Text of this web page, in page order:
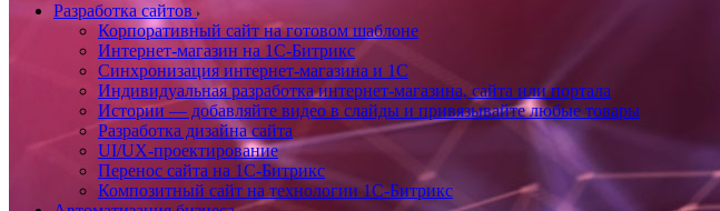
Разработка сайтов
Корпоративный сайт на готовом шаблоне
Интернет-магазин на 1С-Битрикс
Синхронизация интернет-магазина и 1С
Индивидуальная разработка интернет-магазина, сайта или портала
Истории — добавляйте видео в слайды и привязывайте любые товары
Разработка дизайна сайта
UI/UX-проектирование
Перенос сайта на 1С-Битрикс
Композитный сайт на технологии 1С-Битрикс